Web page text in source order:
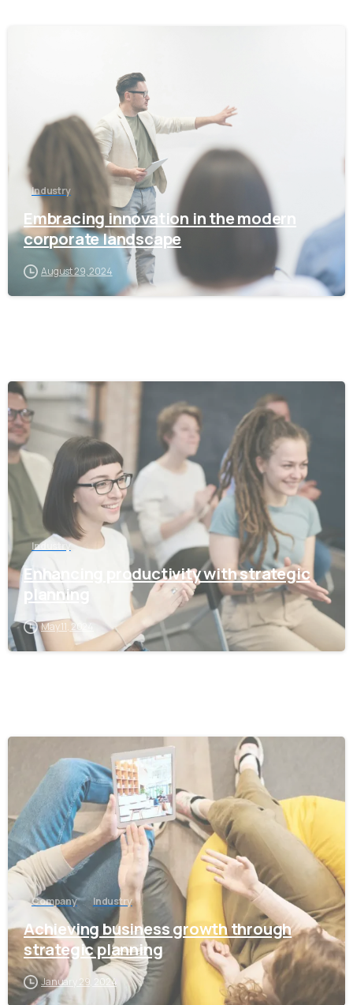
Industry
Embracing innovation in the modern
corporate landscape
August 29, 2024
Industry
Enhancing productivity with strategic
planning
May 11, 2024
Company Industry
Achieving business growth through
strategic planning
January 29, 2024